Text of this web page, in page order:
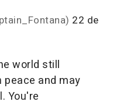
22 de
world still
peace and may
You're